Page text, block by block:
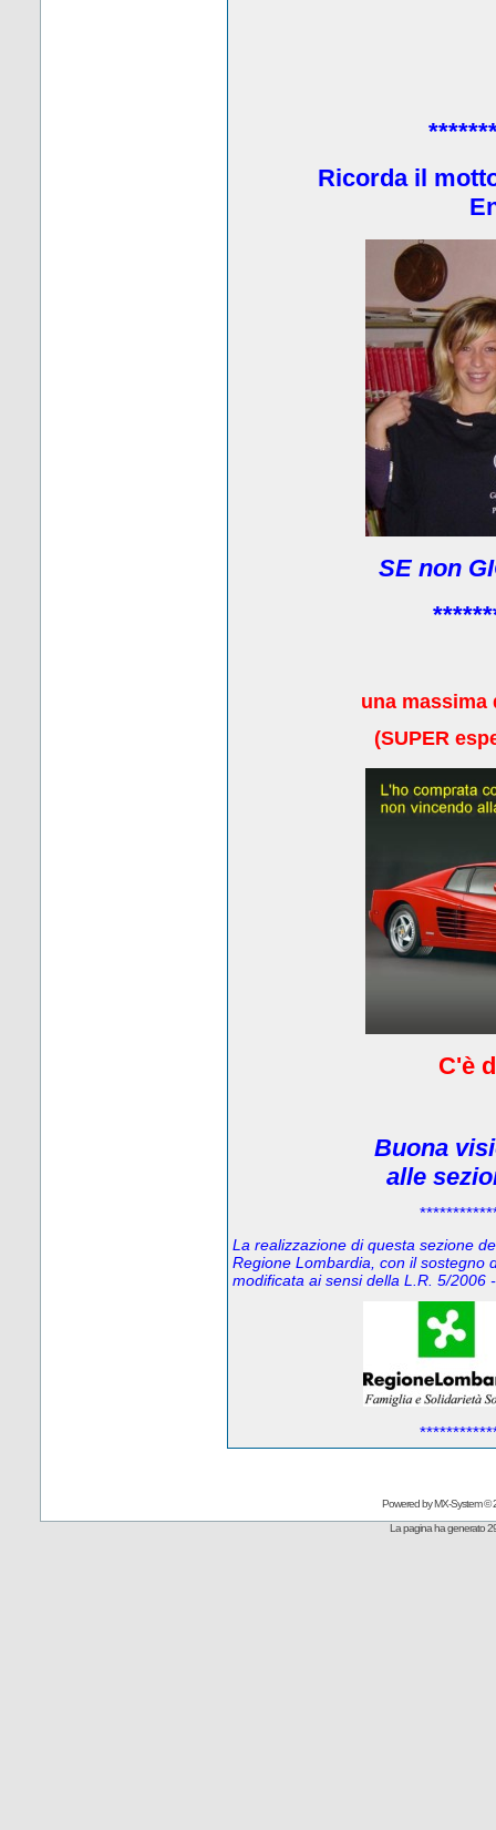
Ricorda il
SE non
una massima
(SUPER
C'è
Buona
alle
La realizzazione di questa sezione
Regione Lombardia, con il sostegno
modificata ai sensi della L.R. 5/2006
Powered byMX-System©
La pagina ha generato